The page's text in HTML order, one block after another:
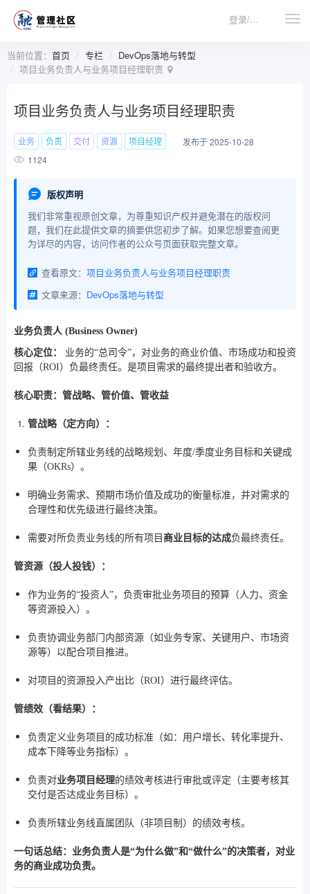
登录/注册
当前位置： 首页 专栏
DevOps落地与转型
项目业务负责人与业务项目经理职责
项目业务负责人与业务项目经理职责
业务 负责 交付 资源 项目经理
发布于 2025-10-28
1124
版权声明
我们非常重视原创文章，为尊重知识产权并避免潜在的版权问
题，我们在此提供文章的摘要供您初步了解。如果您想要查阅更
为详尽的内容，访问作者的公众号页面获取完整文章。
查看原文： 项目业务负责人与业务项目经理职责
文章来源： DevOps落地与转型
业务负责人 (Business Owner)
核心定位：
业务的“总司令”，对业务的商业价值、市场成功和投资
回报（ROI）负最终责任。是项目需求的最终提出者和验收方。
核心职责：管战略、管价值、管收益
管战略（定方向）：
负责制定所辖业务线的战略规划、年度/季度业务目标和关键成
果（OKRs）。
明确业务需求、预期市场价值及成功的衡量标准，并对需求的
合理性和优先级进行最终决策。
需要对所负责业务线的所有项目 商业目标的达成负最终责任。
管资源（投人投钱）：
作为业务的“投资人”，负责审批业务项目的预算（人力、资金
等资源投入）。
负责协调业务部门内部资源（如业务专家、关键用户、市场资
源等）以配合项目推进。
对项目的资源投入产出比（ROI）进行最终评估。
管绩效（看结果）：
负责定义业务项目的成功标准（如：用户增长、转化率提升、
成本下降等业务指标）。
负责对业务项目经理的绩效考核进行审批或评定（主要考核其
交付是否达成业务目标）。
负责所辖业务线直属团队（非项目制）的绩效考核。
一句话总结：业务负责人是“为什么做”和“做什么”的决策者，对业
务的商业成功负责。